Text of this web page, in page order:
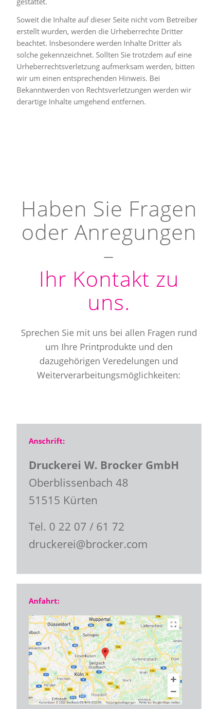
Soweit die Inhalte auf dieser Seite nicht vom Betreiber
erstellt wurden, werden die Urheberrechte Dritter
beachtet. Insbesondere werden Inhalte Dritter als
solche gekennzeichnet. Sollten Sie trotzdem auf eine
Urheberrechtsverletzung aufmerksam werden, bitten
wir um einen entsprechenden Hinweis. Bei
Bekanntwerden von Rechtsverletzungen werden wir
derartige Inhalte umgehend entfernen.
Haben Sie Fragen
oder Anregungen
–
Ihr Kontakt zu
uns.
Sprechen Sie mit uns bei allen Fragen rund
um Ihre Printprodukte und den
dazugehörigen Veredelungen und
Weiterverarbeitungsmöglichkeiten:
Anschrift:
Druckerei W. Brocker GmbH
Oberblissenbach 48
51515 Kürten
Tel. 0 22 07 / 61 72
druckerei@brocker.com
Anfahrt: